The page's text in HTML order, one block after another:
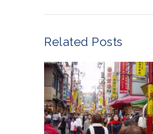
Related Posts